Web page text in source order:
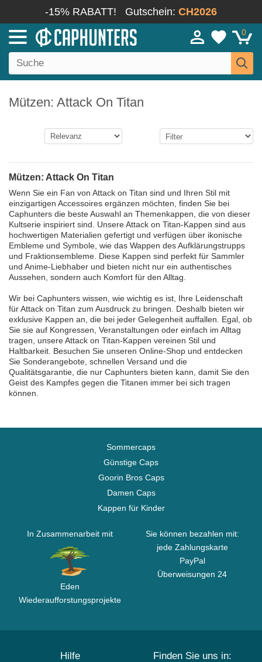
-15% RABATT! Gutschein: CH2026
0
Mützen: Attack On Titan
Mützen: Attack On Titan
Wenn Sie ein Fan von Attack on Titan sind und Ihren Stil mit
einzigartigen Accessoires ergänzen möchten, finden Sie bei
Caphunters die beste Auswahl an Themenkappen, die von dieser
Kultserie inspiriert sind. Unsere Attack on Titan-Kappen sind aus
hochwertigen Materialien gefertigt und verfügen über ikonische
Embleme und Symbole, wie das Wappen des Aufklärungstrupps
und Fraktionsembleme. Diese Kappen sind perfekt für Sammler
und Anime-Liebhaber und bieten nicht nur ein authentisches
Aussehen, sondern auch Komfort für den Alltag.
Wir bei Caphunters wissen, wie wichtig es ist, Ihre Leidenschaft
für Attack on Titan zum Ausdruck zu bringen. Deshalb bieten wir
exklusive Kappen an, die bei jeder Gelegenheit auffallen. Egal, ob
Sie sie auf Kongressen, Veranstaltungen oder einfach im Alltag
tragen, unsere Attack on Titan-Kappen vereinen Stil und
Haltbarkeit. Besuchen Sie unseren Online-Shop und entdecken
Sie Sonderangebote, schnellen Versand und die
Qualitätsgarantie, die nur Caphunters bieten kann, damit Sie den
Geist des Kampfes gegen die Titanen immer bei sich tragen
können.
Sommercaps
Günstige Caps
Goorin Bros Caps
Damen Caps
Kappen für Kinder
In Zusammenarbeit mit
Eden
Wiederaufforstungsprojekte
Sie können bezahlen mit:
jede Zahlungskarte
PayPal
Überweisungen 24
Hilfe Finden Sie uns in: